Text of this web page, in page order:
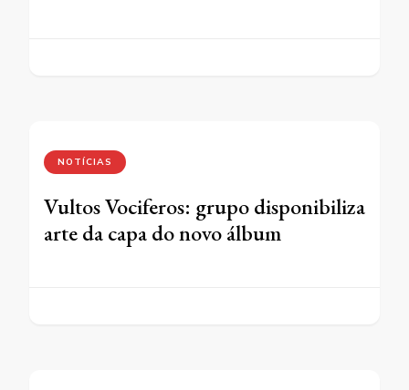
NOTÍCIAS
Vultos Vociferos: grupo disponibiliza
arte da capa do novo álbum